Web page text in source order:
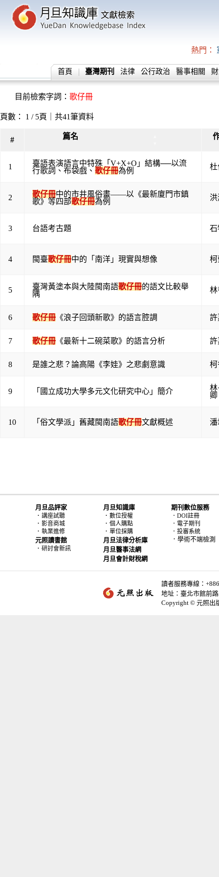
熱門：
首頁 臺灣期刊 法律 公行政治 醫事相關
目前檢索字詞： 歌仔冊
頁數： 1 / 5頁｜共41筆資料
# 篇名
1
臺語表演語言中特殊「V+X+O」結構──以流
行歌詞、布袋戲、 歌仔冊為例 杜
2 歌仔冊中的市井風俗畫——以《最新廈門市鎮
歌》等四部歌仔冊為例
3 台語考古題 石
4 閩臺歌仔冊中的「南洋」現實與想像 柯
5 臺灣黃塗本與大陸閩南語歌仔冊的語文比較舉
隅
林
6 歌仔冊 《浪子回頭新歌》的語言腔調 許
7 歌仔冊 《最新十二碗菜歌》的語言分析 許
8 是誰之悲？論高陽《李娃》之悲劇意識 柯
9 「國立成功大學多元文化研究中心」簡介
林
卿
10 「俗文學派」舊藏閩南語歌仔冊文獻概述 潘
月旦品評家
． 講座試聽
． 影音商城
． 執業進修
元照讀書館
． 研討會新訊
月旦知識庫
． 數位授權
． 個人購點
． 單位採購
月旦法律分析庫
月旦醫事法網
月旦會計財稅網
期刊數位服務
．DOI註冊
．電子期刊
．投審系統
．學術不端檢測
讀者服務專線：
地址：臺北市館前
Copyright © 元照出